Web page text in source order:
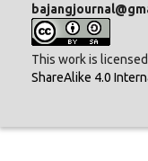
This work is
ShareAlike 4.0